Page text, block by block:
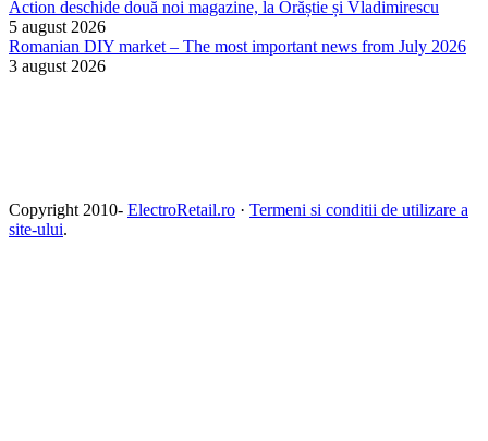
Action deschide două noi magazine, la Orăștie și Vladimirescu
5 august 2026
Romanian DIY market – The most important news from July 2026
3 august 2026
Copyright 2010- ElectroRetail.ro · Termeni si conditii de utilizare a
site-ului.